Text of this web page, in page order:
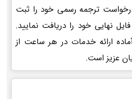
درخواست ترجمه رسمی خود را ثبت
نهایی خود را دریافت نمایید.
ارائه خدمات در هر ساعت از
عزیز است.